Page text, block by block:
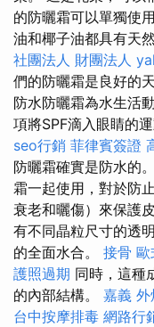
的防曬霜可以單獨使
油和椰子油都具有天
社團法人 財團法人
們的防曬霜是良好的
防水防曬霜為水生活
項將SPF滴入眼睛的
seo行銷 菲律賓簽證
防曬霜確實是防水的。
霜一起使用，對於防
衰老和曬傷）來保護
有不同晶粒尺寸的透
的全面水合。 接骨 歐
護照過期 同時，這種
的內部結構。 嘉義 外
台中按摩排毒 網路行